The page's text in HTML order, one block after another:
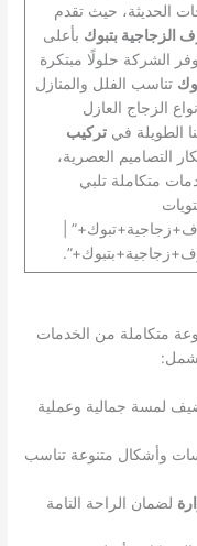
الحديثة، حيث تقدم
الزجاجية بتبوك بأعلى
الشركة حلولًا مبتكرة
تناسب الفلل والمنازل
الزجاج العازل
الطويلة في تركيب
التصاميم العصرية،
متكاملة تلبي
|
متكاملة من الخدمات
لمسة جمالية وعملية
وأشكال متنوعة تناسب
لضمان الراحة التامة